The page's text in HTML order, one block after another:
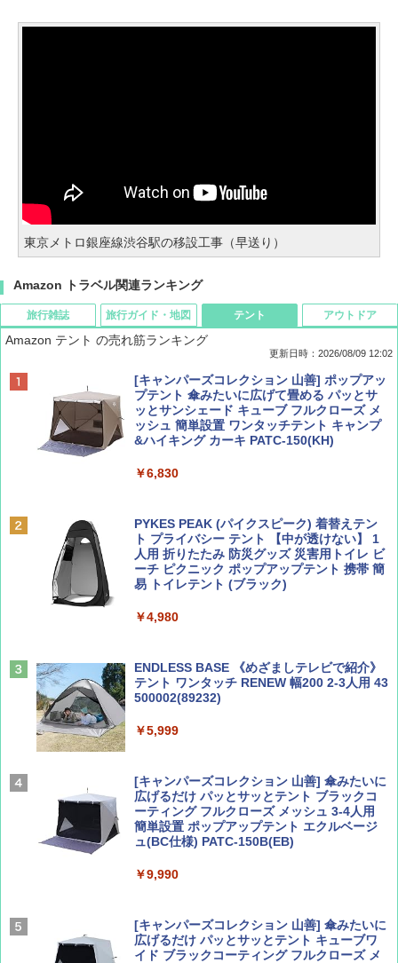
東京メトロ銀座線渋谷駅の移設工事（早送り）
Amazon トラベル関連ランキング
旅行雑誌
BE-PAL(ビ-パル) 2026年 9 月号【特別付録:
SOTO ミニマル"旅"財布 ランダム2種】
￥1,500
￥713
AIRLINE（エアライン）2026年9月号【特
集】ボーイング110周年を祝して！
￥1,760
旅行ガイド・地図
地球の歩き方 スター・ウォーズ
￥2,695
￥2,079
球の歩き方A ヨーロッパ
ァキア 2026～2027 地球の歩き方A ヨーロッ
￥2,277
新しい日本地理 地図・統計・移動から読み
解く (講談社現代新書)
￥1,540
テント
Amazon テント の売れ筋ランキング
更新日時：2026/08/09 12:02
[キャンパーズコレクション 山善] ポップアッ
プテント 傘みたいに広げて畳める パッとサ
ッとサンシェード キューブ フルクローズ メ
ッシュ 簡単設置 ワンタッチテント キャンプ
&ハイキング カーキ PATC-150(KH)
￥6,830
PYKES PEAK (パイクスピーク) 着替えテン
ト プライバシー テント 【中が透けない】 1
人用 折りたたみ 防災グッズ 災害用トイレ ビ
ーチ ピクニック ポップアップテント 携帯 簡
易 トイレテント (ブラック)
￥4,980
ENDLESS BASE 《めざましテレビで紹介》
テント ワンタッチ RENEW 幅200 2-3人用 43
500002(89232)
￥5,999
[キャンパーズコレクション 山善] 傘みたいに
広げるだけ パッとサッとテント ブラックコ
ーティング フルクローズ メッシュ 3-4人用
簡単設置 ポップアップテント エクルベージ
ュ(BC仕様) PATC-150B(EB)
￥9,990
[キャンパーズコレクション 山善] 傘みたいに
広げるだけ パッとサッとテント キューブワ
イド ブラックコーティング フルクローズ メ
アウトドア